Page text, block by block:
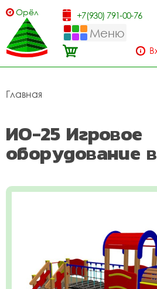
Орёл +7(930) 791-00-76
Меню
Главная
ИО-25 Игровое
оборудование